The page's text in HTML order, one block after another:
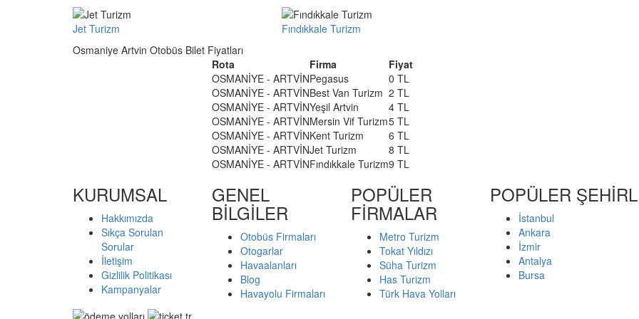
Jet Turizm
Fındıkkale Turizm
Osmaniye Artvin Otobüs Bilet Fiyatları
Rota
Firma
Fiyat
OSMANİYE - ARTVİNPegasus
0 TL
OSMANİYE - ARTVİNBest Van Turizm 2 TL
OSMANİYE - ARTVİNYeşil Artvin
4 TL
OSMANİYE - ARTVİNMersin Vif Turizm5 TL
OSMANİYE - ARTVİNKent Turizm
6 TL
OSMANİYE - ARTVİNJet Turizm
8 TL
OSMANİYE - ARTVİNFındıkkale Turizm9 TL
KURUMSAL
Hakkımızda
Sıkça Sorulan
Sorular
İletişim
Gizlilik Politikası
Kampanyalar
GENEL
BİLGİLER
Otobüs Firmaları
Otogarlar
Havaalanları
Blog
Havayolu Firmaları
POPÜLER
FİRMALAR
Metro Turizm
Tokat Yıldızı
Süha Turizm
Has Turizm
Türk Hava Yolları
POPÜLER
İstanbul
Ankara
İzmir
Antalya
Bursa